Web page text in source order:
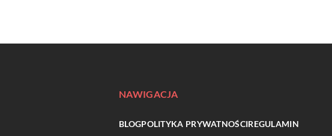
NAWIGACJA
BLOGPOLITYKA PRYWATNOŚCIREGULAMIN